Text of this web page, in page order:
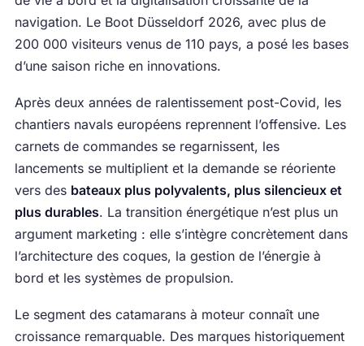
navigation. Le Boot Düsseldorf 2026, avec plus de
200 000 visiteurs venus de 110 pays, a posé les bases
d’une saison riche en innovations.
Après deux années de ralentissement post-Covid, les
chantiers navals européens reprennent l’offensive. Les
carnets de commandes se regarnissent, les
lancements se multiplient et la demande se réoriente
vers des bateaux plus polyvalents, plus silencieux et
plus durables. La transition énergétique n’est plus un
argument marketing : elle s’intègre concrètement dans
l’architecture des coques, la gestion de l’énergie à
bord et les systèmes de propulsion.
Le segment des catamarans à moteur connaît une
croissance remarquable. Des marques historiquement